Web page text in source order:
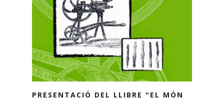
PRESENTACIÓ DEL LLIBRE "EL MÓN